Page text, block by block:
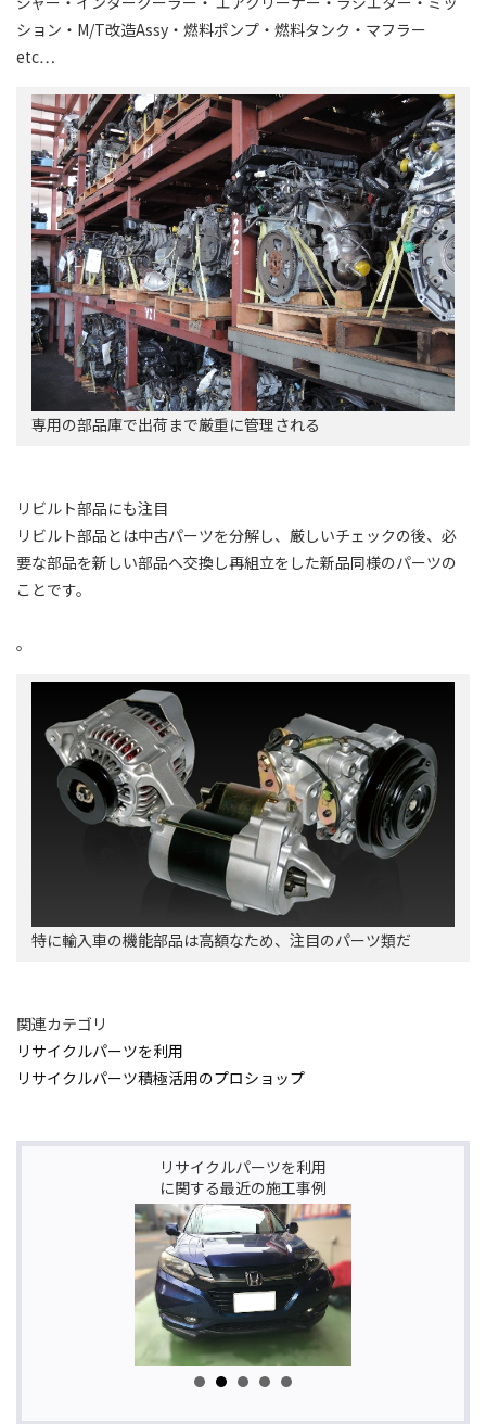
ション・M/T改造Assy・燃料ポンプ・燃料タンク・マフラー
etc…
専用の部品庫で出荷まで厳重に管理される
リビルト部品にも注目
リビルト部品とは中古パーツを分解し、厳しいチェックの後、必
要な部品を新しい部品へ交換し再組立をした新品同様のパーツの
ことです。
。
特に輸入車の機能部品は高額なため、注目のパーツ類だ
関連カテゴリ
リサイクルパーツを利用
リサイクルパーツ積極活用のプロショップ
リサイクルパーツを利用
に関する最近の施工事例